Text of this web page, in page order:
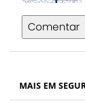
Comentar
MAIS EM